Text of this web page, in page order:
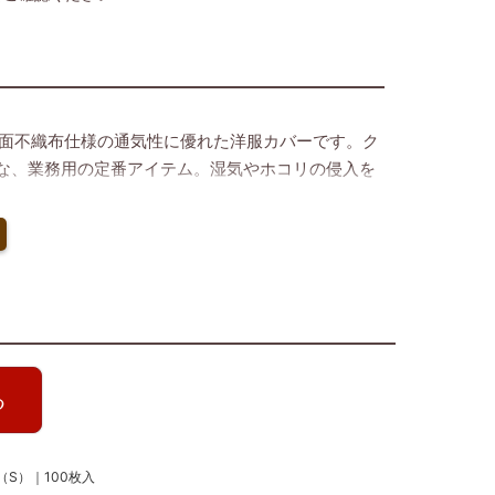
不織布仕様の通気性に優れた洋服カバーです。ク
業務用の定番アイテム。湿気やホコリの侵入を
S）｜100枚入